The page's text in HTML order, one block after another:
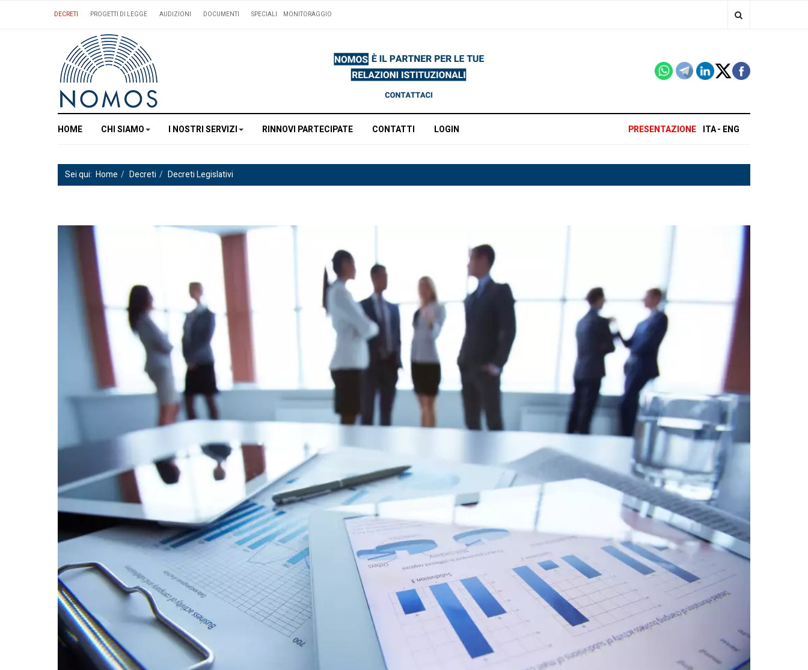
DECRETI PROGETTI DI LEGGE AUDIZIONI DOCUMENTI SPECIALI MONITORAGGIO
HOME CHI SIAMO I NOSTRI SERVIZI RINNOVI PARTECIPATE CONTATTI LOGIN PRESENTAZIONE ITA ENG
Sei qui: Home Decreti Decreti Legislativi